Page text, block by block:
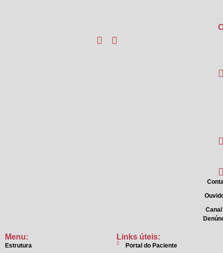
Canal
Menu:
Estrutura
Links úteis:
Portal do Paciente